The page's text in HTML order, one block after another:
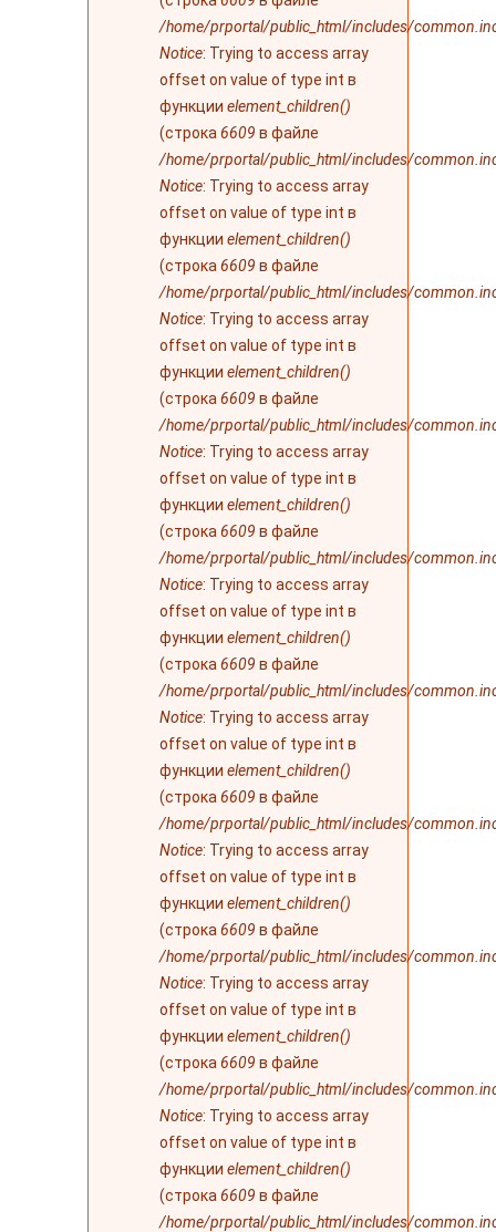
/home/prportal/public_html/includes/
Notice: Trying to access array
offset on value of type int в
функции element_children()
(строка 6609 в файле
/home/prportal/public_html/includes/
Notice: Trying to access array
offset on value of type int в
функции element_children()
(строка 6609 в файле
/home/prportal/public_html/includes/
Notice: Trying to access array
offset on value of type int в
функции element_children()
(строка 6609 в файле
/home/prportal/public_html/includes/
Notice: Trying to access array
offset on value of type int в
функции element_children()
(строка 6609 в файле
/home/prportal/public_html/includes/
Notice: Trying to access array
offset on value of type int в
функции element_children()
(строка 6609 в файле
/home/prportal/public_html/includes/
Notice: Trying to access array
offset on value of type int в
функции element_children()
(строка 6609 в файле
/home/prportal/public_html/includes/
Notice: Trying to access array
offset on value of type int в
функции element_children()
(строка 6609 в файле
/home/prportal/public_html/includes/
Notice: Trying to access array
offset on value of type int в
функции element_children()
(строка 6609 в файле
/home/prportal/public_html/includes/
Notice: Trying to access array
offset on value of type int в
функции element_children()
(строка 6609 в файле
/home/prportal/public_html/includes/